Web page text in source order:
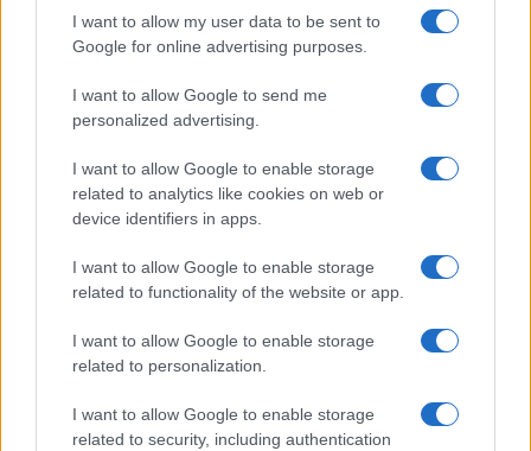
I want to allow my user data to be sent to
Google for online advertising purposes.
I want to allow Google to send me
personalized advertising.
I want to allow Google to enable storage
related to analytics like cookies on web or
device identifiers in apps.
I want to allow Google to enable storage
related to functionality of the website or app.
I want to allow Google to enable storage
related to personalization.
I want to allow Google to enable storage
related to security, including authentication
esistenti, si coglie poco la loro essenza.
La bassa
risoluzione distrugge l’alta fedeltà
ha spostato il campo. La qualità si sposta
dall’ascolto delle note alla capacità di descriverle
in modo contemporaneo. Insomma, come lo
stesso Mantellini dice, il futuro è già qui, è solo
distribuito male.
Nicola Porro, Il Giornale 16 settembre 2018